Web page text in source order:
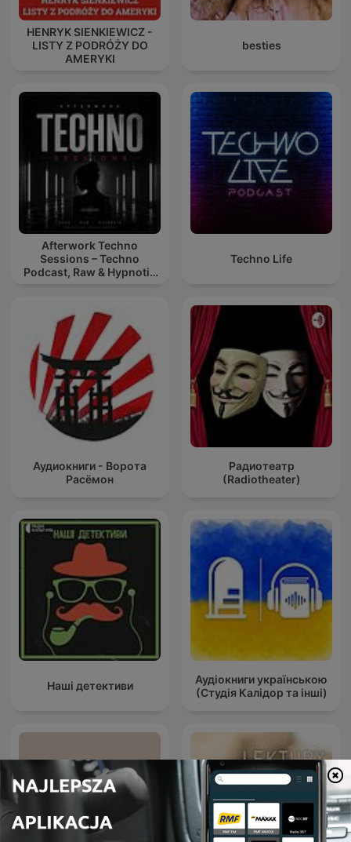
HENRYK SIENKIEWICZ -
LISTY Z PODRÓŻY DO
AMERYKI
besties
Afterwork Techno
Sessions – Techno
Podcast, Raw & Hypnotic
Techno Life
Аудиокниги - Ворота
Расёмон
Радиотеатр
(Radiotheater)
Наші детективи
Аудіокниги українською
(Студія Калідор та інші)